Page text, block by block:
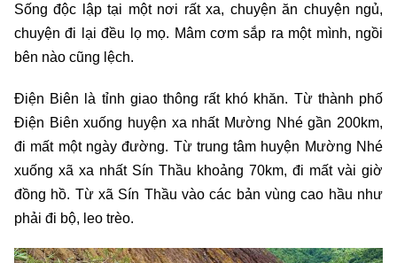
Sống độc lập tại một nơi rất xa, chuyện ăn chuyện ngủ,
chuyện đi lại đều lọ mọ. Mâm cơm sắp ra một mình, ngồi
bên nào cũng lệch.
Điện Biên là tỉnh giao thông rất khó khăn. Từ thành phố
Điện Biên xuống huyện xa nhất Mường Nhé gần 200km,
đi mất một ngày đường. Từ trung tâm huyện Mường Nhé
xuống xã xa nhất Sín Thầu khoảng 70km, đi mất vài giờ
đồng hồ. Từ xã Sín Thầu vào các bản vùng cao hầu như
phải đi bộ, leo trèo.